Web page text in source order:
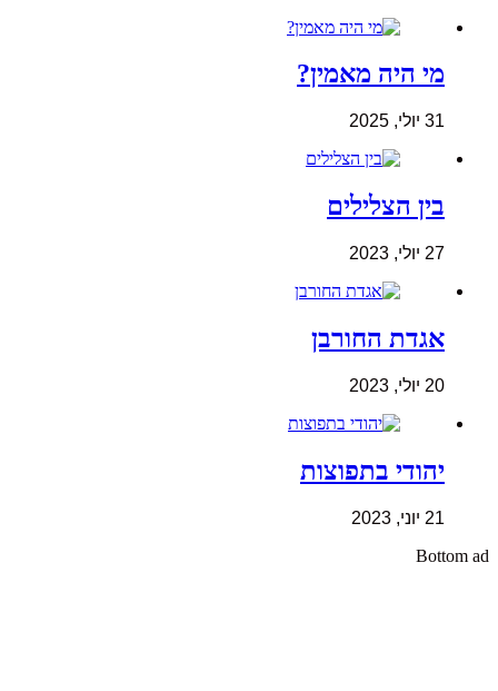
מי היה מאמין?
31 יולי, 2025
בין הצלילים
27 יולי, 2023
אגדת החורבן
20 יולי, 2023
יהודי בתפוצות
21 יוני, 2023
Bottom ad